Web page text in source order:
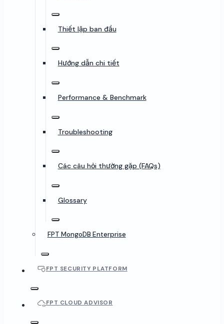
Thiết lập ban đầu
Hướng dẫn chi tiết
Performance & Benchmark
Troubleshooting
Các câu hỏi thường gặp (FAQs)
Glossary
FPT MongoDB Enterprise
FPT SECURITY PLATFORM
FPT CLOUD ADVISOR